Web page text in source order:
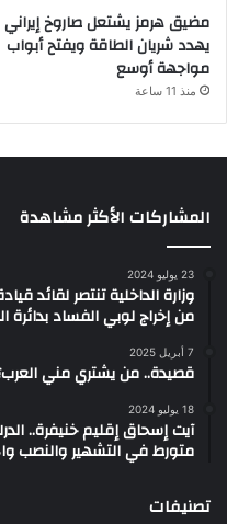
مضيق هرمز يشتعل صاروخ إيراني
يهدد شريان الطاقة ويفتح أبواب
مواجهة أوسع
منذ 11 ساعة
المشاركات الأكثر مشاهدة
23 يوليو 2024
وزارة الداخلية تنتصر لقائد
من إخراج لوبي الفساد بدائرة
7 أبريل 2025
قصيدة.. من يشتري مني
18 يوليو 2024
آيت إسحاق إقليم خنيفرة..
متورط في التشهير والنصب
تصنيفات